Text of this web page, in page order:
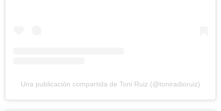
Una publicación compartida de Toni Ruiz (@toniradioruiz)